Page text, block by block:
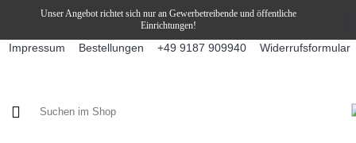
Unser Angebot richtet sich nur an Gewerbetreibende und öffentliche
Einrichtungen!
Impressum Bestellungen +49 9187 909940 Widerrufsformular